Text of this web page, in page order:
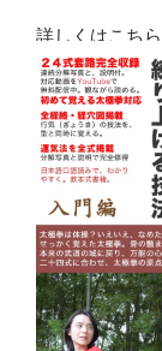
詳しくはこち